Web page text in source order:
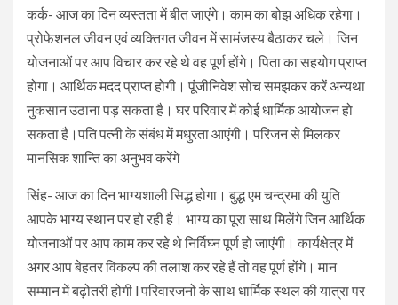
कर्क- आज का दिन व्यस्तता में बीत जाएंगे। काम का बोझ अधिक रहेगा।
प्रोफेशनल जीवन एवं व्यक्तिगत जीवन में सामंजस्य बैठाकर चले। जिन
योजनाओं पर आप विचार कर रहे थे वह पूर्ण होंगे। पिता का सहयोग प्राप्त
होगा। आर्थिक मदद प्राप्त होगी। पूंजीनिवेश सोच समझकर करें अन्यथा
नुकसान उठाना पड़ सकता है। घर परिवार में कोई धार्मिक आयोजन हो
सकता है।पति पत्नी के संबंध में मधुरता आएंगी। परिजन से मिलकर
मानसिक शान्ति का अनुभव करेंगे
सिंह- आज का दिन भाग्यशाली सिद्ध होगा। बुद्ध एम चन्द्रमा की युति
आपके भाग्य स्थान पर हो रही है। भाग्य का पूरा साथ मिलेंगे जिन आर्थिक
योजनाओं पर आप काम कर रहे थे निर्विघ्न पूर्ण हो जाएंगी। कार्यक्षेत्र में
अगर आप बेहतर विकल्प की तलाश कर रहे हैं तो वह पूर्ण होंगे। मान
सम्मान में बढ़ोतरी होगी l परिवारजनों के साथ धार्मिक स्थल की यात्रा पर